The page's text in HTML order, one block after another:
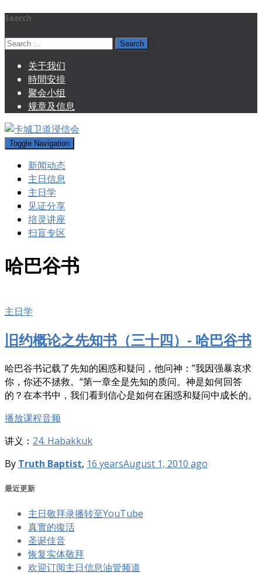
Search
Search
关于我们
時間安排
聚会小组
规章及信息
Toggle Navigation
新闻动态
主日信息
主日学
见证分享
培灵讲座
扫盲专区
哈巴谷书
主日学
旧约概论之先知书（三十四）- 哈巴谷书
哈巴谷书记载了先知的困惑和疑问，他问神：”我因强暴哀求
你，你还不拯救。“第一章全是先知的质问。神是如何回答
的？在本书中，我们看到信心是如何在困惑和疑问中成长的。
播放课程音频
讲义： 24. Habakkuk
By Truth Baptist, 16 yearsAugust 1, 2010 ago
最近更新
主日敬拜录播转至YouTube
真實的復活
圣诞佳音
恢复实体敬拜
欢迎订阅主日信息油管频道